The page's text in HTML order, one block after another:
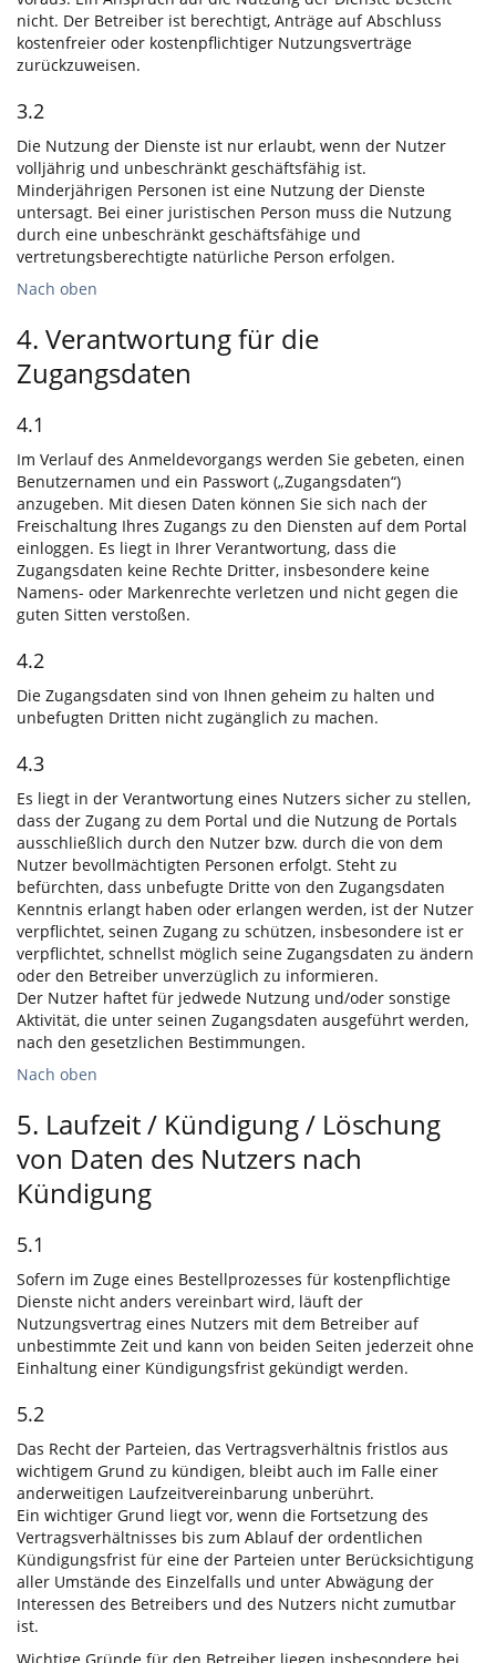
nicht. Der Betreiber ist berechtigt, Anträge auf Abschluss
kostenfreier oder kostenpflichtiger Nutzungsverträge
zurückzuweisen.
3.2
Die Nutzung der Dienste ist nur erlaubt, wenn der Nutzer
volljährig und unbeschränkt geschäftsfähig ist.
Minderjährigen Personen ist eine Nutzung der Dienste
untersagt. Bei einer juristischen Person muss die Nutzung
durch eine unbeschränkt geschäftsfähige und
vertretungsberechtigte natürliche Person erfolgen.
Nach oben
4. Verantwortung für die
Zugangsdaten
4.1
Im Verlauf des Anmeldevorgangs werden Sie gebeten, einen
Benutzernamen und ein Passwort („Zugangsdaten“)
anzugeben. Mit diesen Daten können Sie sich nach der
Freischaltung Ihres Zugangs zu den Diensten auf dem Portal
einloggen. Es liegt in Ihrer Verantwortung, dass die
Zugangsdaten keine Rechte Dritter, insbesondere keine
Namens- oder Markenrechte verletzen und nicht gegen die
guten Sitten verstoßen.
4.2
Die Zugangsdaten sind von Ihnen geheim zu halten und
unbefugten Dritten nicht zugänglich zu machen.
4.3
Es liegt in der Verantwortung eines Nutzers sicher zu stellen,
dass der Zugang zu dem Portal und die Nutzung de Portals
ausschließlich durch den Nutzer bzw. durch die von dem
Nutzer bevollmächtigten Personen erfolgt. Steht zu
befürchten, dass unbefugte Dritte von den Zugangsdaten
Kenntnis erlangt haben oder erlangen werden, ist der Nutzer
verpflichtet, seinen Zugang zu schützen, insbesondere ist er
verpflichtet, schnellst möglich seine Zugangsdaten zu ändern
oder den Betreiber unverzüglich zu informieren.
Der Nutzer haftet für jedwede Nutzung und/oder sonstige
Aktivität, die unter seinen Zugangsdaten ausgeführt werden,
nach den gesetzlichen Bestimmungen.
Nach oben
5. Laufzeit / Kündigung / Löschung
von Daten des Nutzers nach
Kündigung
5.1
Sofern im Zuge eines Bestellprozesses für kostenpflichtige
Dienste nicht anders vereinbart wird, läuft der
Nutzungsvertrag eines Nutzers mit dem Betreiber auf
unbestimmte Zeit und kann von beiden Seiten jederzeit ohne
Einhaltung einer Kündigungsfrist gekündigt werden.
5.2
Das Recht der Parteien, das Vertragsverhältnis fristlos aus
wichtigem Grund zu kündigen, bleibt auch im Falle einer
anderweitigen Laufzeitvereinbarung unberührt.
Ein wichtiger Grund liegt vor, wenn die Fortsetzung des
Vertragsverhältnisses bis zum Ablauf der ordentlichen
Kündigungsfrist für eine der Parteien unter Berücksichtigung
aller Umstände des Einzelfalls und unter Abwägung der
Interessen des Betreibers und des Nutzers nicht zumutbar
ist.